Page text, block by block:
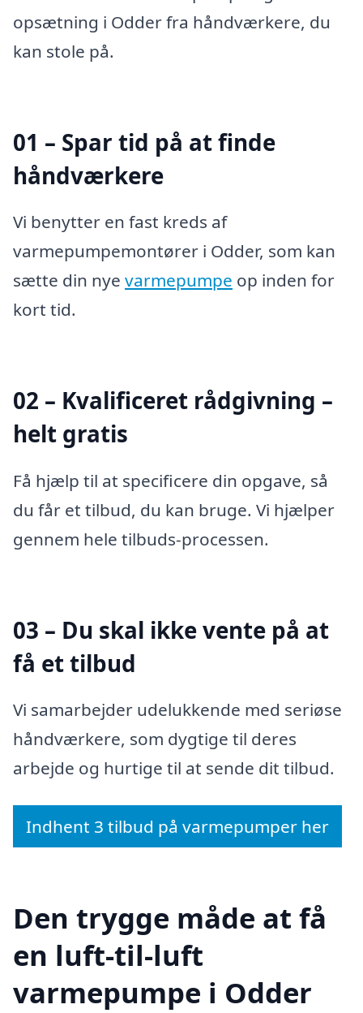
opsætning i Odder fra håndværkere, du
kan stole på.
01 – Spar tid på at finde
håndværkere
Vi benytter en fast kreds af
varmepumpemontører i Odder, som kan
sætte din nye varmepumpe op inden for
kort tid.
02 – Kvalificeret rådgivning –
helt gratis
Få hjælp til at specificere din opgave, så
du får et tilbud, du kan bruge. Vi hjælper
gennem hele tilbuds-processen.
03 – Du skal ikke vente på at
få et tilbud
Vi samarbejder udelukkende med seriøse
håndværkere, som dygtige til deres
arbejde og hurtige til at sende dit tilbud.
Indhent 3 tilbud på varmepumper her
Den trygge måde at få
en luft-til-luft
varmepumpe i Odder